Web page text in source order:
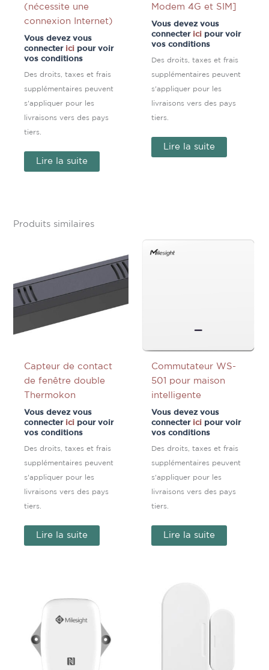
(nécessite une
connexion Internet)
Vous devez vous
connecter ici pour voir
vos conditions
Des droits, taxes et frais
supplémentaires peuvent
s'appliquer pour les
livraisons vers des pays
tiers.
Lire la suite
Modem 4G et SIM]
Vous devez vous
connecter ici pour voir
vos conditions
Des droits, taxes et frais
supplémentaires peuvent
s'appliquer pour les
livraisons vers des pays
tiers.
Lire la suite
Produits similaires
Capteur de contact
de fenêtre double
Thermokon
Vous devez vous
connecter ici pour voir
vos conditions
Des droits, taxes et frais
supplémentaires peuvent
s'appliquer pour les
livraisons vers des pays
tiers.
Lire la suite
Commutateur WS-
501 pour maison
intelligente
Vous devez vous
connecter ici pour voir
vos conditions
Des droits, taxes et frais
supplémentaires peuvent
s'appliquer pour les
livraisons vers des pays
tiers.
Lire la suite